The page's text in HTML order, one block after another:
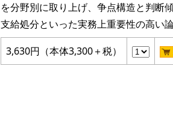
を分野別に取り上げ、争点構造と判断
支給処分といった実務上重要性の高い
3,630円（本体3,300＋税）